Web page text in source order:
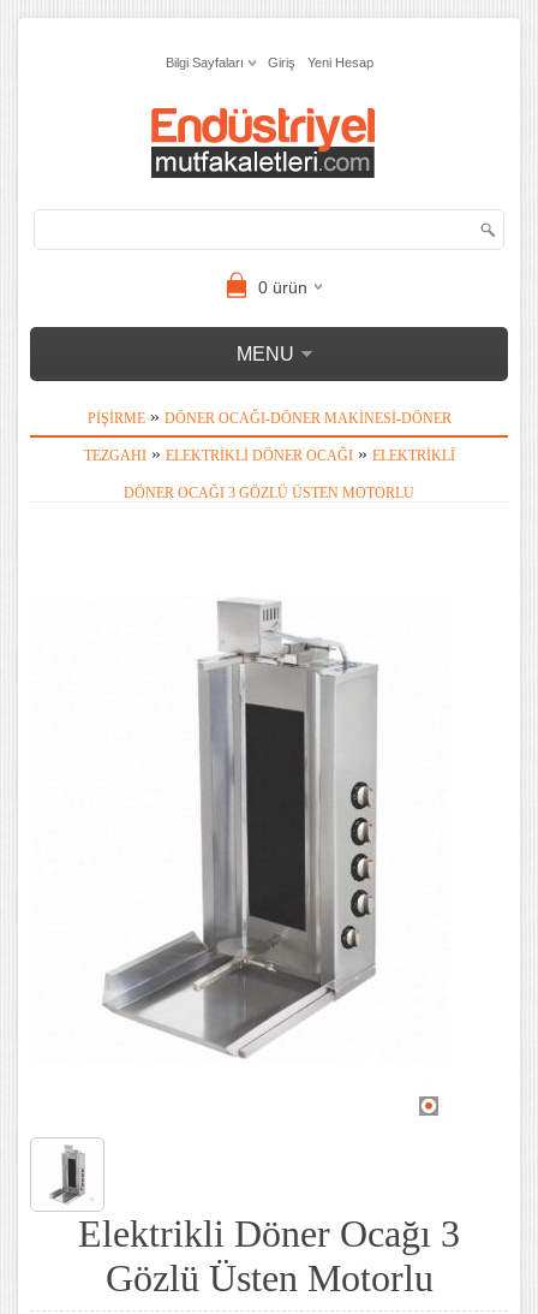
Bilgi Sayfaları Giriş Yeni Hesap
0ürün
MENU
PIŞIRME» DÖNER OCAĞI-DÖNER MAKINESI-DÖNER
TEZGAHI» ELEKTRIKLI DÖNER OCAĞI» ELEKTRIKLI
DÖNER OCAĞI 3 GÖZLÜ ÜSTEN MOTORLU
Elektrikli Döner Ocağı 3
Gözlü Üsten Motorlu